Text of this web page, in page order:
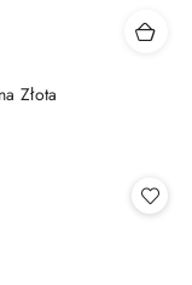
Złota